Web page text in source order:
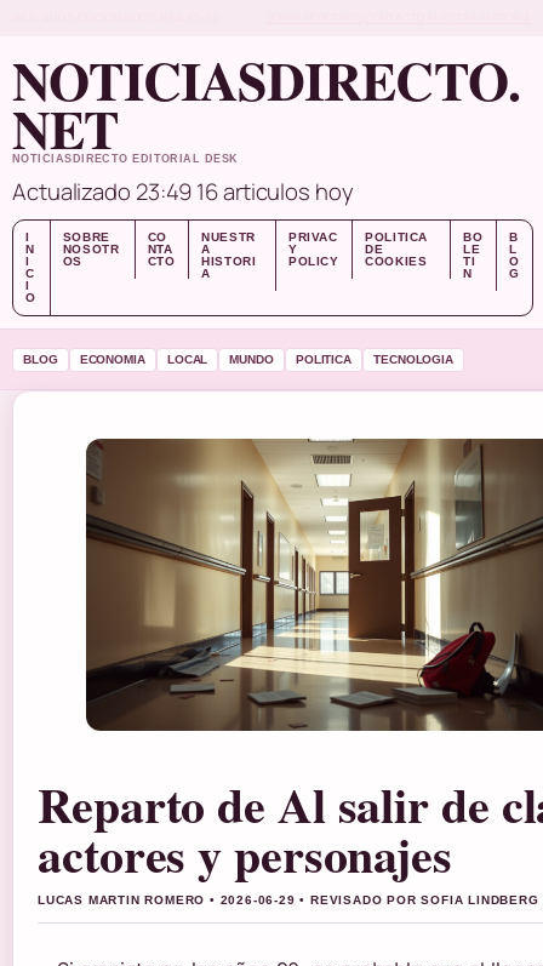
NOTICIASDIRECTO.
NET
NOTICIASDIRECTO EDITORIAL DESK
Actualizado 23:4916 articulos hoy
I
N
I
C
I
O
SOBRE
NOSOTR
OS
CO
NTA
CTO
NUESTR
A
HISTORI
A
PRIVAC
Y
POLICY
POLITICA
DE
COOKIES
BO
LE
TI
N
B
L
O
G
BLOG ECONOMIA LOCAL MUNDO POLITICA TECNOLOGIA
Reparto de Al salir de
actores y personajes
LUCAS MARTIN ROMERO • 2026-06-29 • REVISADO POR SOFIA LINDBERG